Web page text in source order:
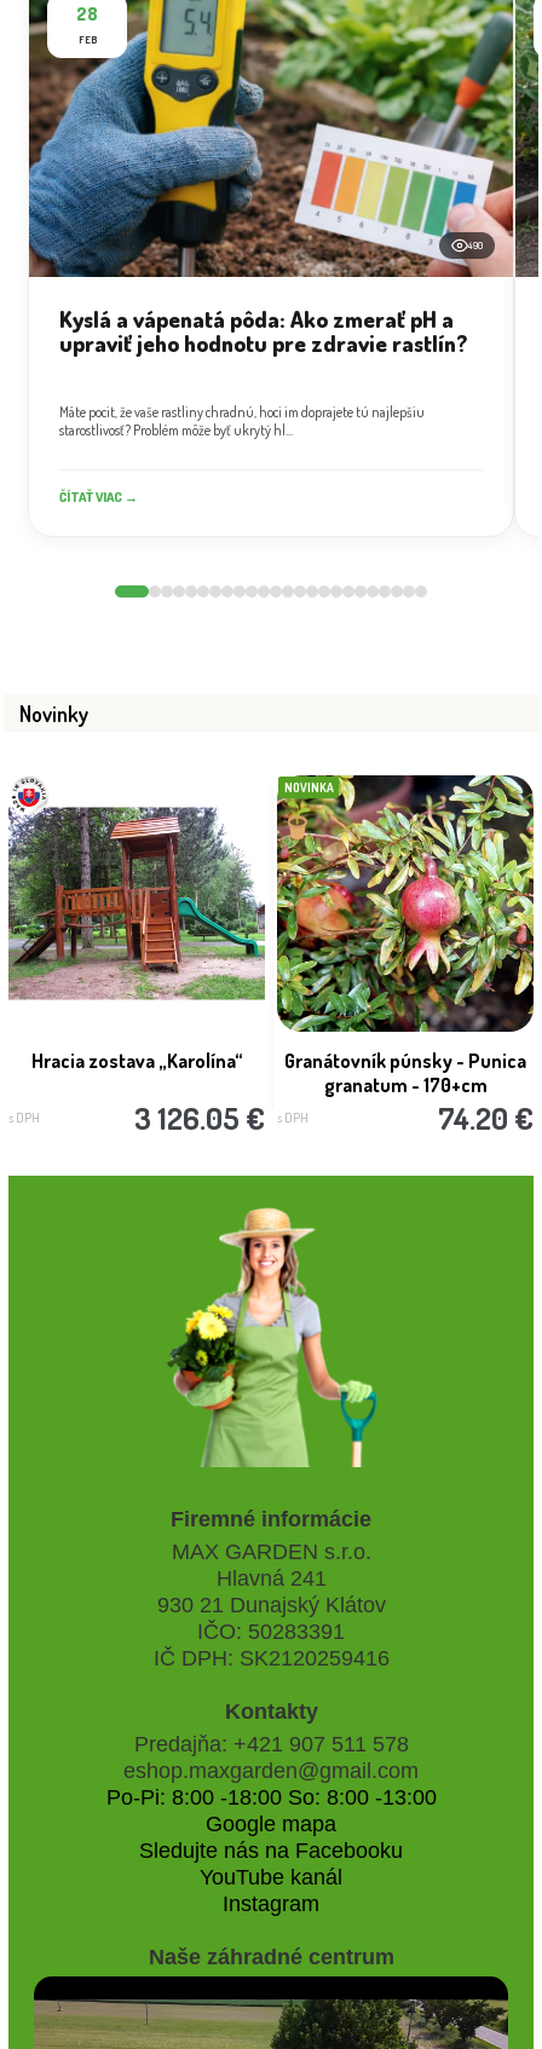
28
FEB
490
Kyslá a vápenatá pôda: Ako zmerať pH a
upraviť jeho hodnotu pre zdravie rastlín?
Máte pocit, že vaše rastliny chradnú, hoci im doprajete tú najlepšiu
starostlivosť? Problém môže byť ukrytý hl...
ČÍTAŤ VIAC →
Novinky
Hracia zostava „Karolína“
s DPH 3 126.05 €
NOVINKA
Granátovník púnsky - Punica
granatum - 170+cm
s DPH 74.20 €
Firemné informácie
MAX GARDEN s.r.o.
Hlavná 241
930 21 Dunajský Klátov
IČO: 50283391
IČ DPH: SK2120259416
Kontakty
Predajňa: +421 907 511 578
eshop.maxgarden@gmail.com
Po-Pi: 8:00 -18:00 So: 8:00 -13:00
Google mapa
Sledujte nás na Facebooku
YouTube kanál
Instagram
Naše záhradné centrum